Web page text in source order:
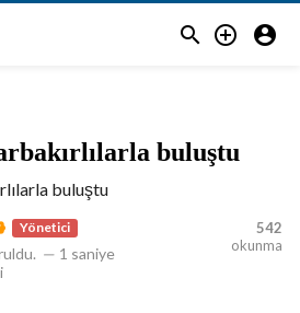
  
buluştu
Yönetici
— 1 saniye
542
okunma